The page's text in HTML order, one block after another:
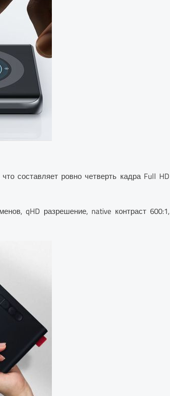
составляет ровно четверть кадра Full HD
qHD разрешение, native контраст 600:1,